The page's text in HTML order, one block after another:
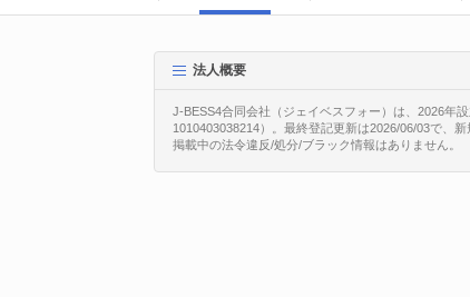
法人概要
J-BESS4合同会社（ジェイベスフォー）は、2026年
1010403038214）。最終登記更新は2026/06/03で、
掲載中の法令違反/処分/ブラック情報はありません。